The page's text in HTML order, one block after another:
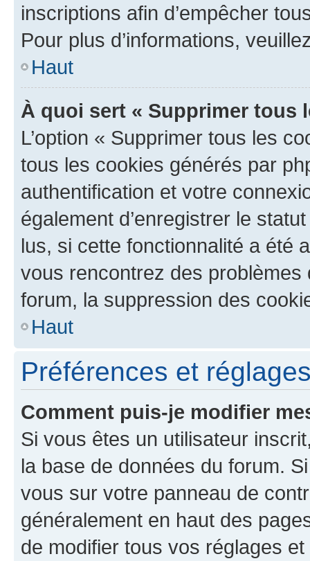
inscriptions afin d’empêcher
Pour plus d’informations,
Haut
À quoi sert « Supprimer tous
L’option « Supprimer tous les
tous les cookies générés par
authentification et votre
également d’enregistrer le
lus, si cette fonctionnalité a été
vous rencontrez des
forum, la suppression des
Haut
Préférences et
Comment puis-je modifier
Si vous êtes un utilisateur
la base de données du forum.
vous sur votre panneau de
généralement en haut des
de modifier tous vos réglages